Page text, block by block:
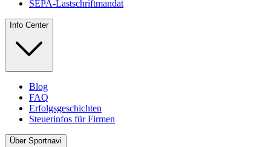
SEPA-Lastschriftmandat
Info Center
Blog
FAQ
Erfolgsgeschichten
Steuerinfos für Firmen
Über Sportnavi